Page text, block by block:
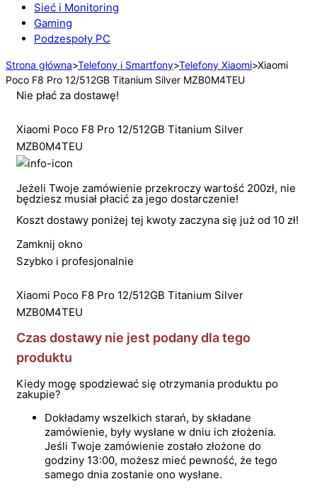
Sieć i Monitoring
Gaming
Podzespoły PC
Strona główna>Telefony i Smartfony>Telefony Xiaomi>Xiaomi
Poco F8 Pro 12/512GB Titanium Silver MZB0M4TEU
Nie płać za dostawę!
Xiaomi Poco F8 Pro 12/512GB Titanium Silver
MZB0M4TEU
Jeżeli Twoje zamówienie przekroczy wartość 200zł, nie
będziesz musiał płacić za jego dostarczenie!
Koszt dostawy poniżej tej kwoty zaczyna się już od 10 zł!
Zamknij okno
Szybko i profesjonalnie
Xiaomi Poco F8 Pro 12/512GB Titanium Silver
MZB0M4TEU
Czas dostawy nie jest podany dla tego
produktu
Kiedy mogę spodziewać się otrzymania produktu po
zakupie?
Dokładamy wszelkich starań, by składane
zamówienie, były wysłane w dniu ich złożenia.
Jeśli Twoje zamówienie zostało złożone do
godziny 13:00, możesz mieć pewność, że tego
samego dnia zostanie ono wysłane.